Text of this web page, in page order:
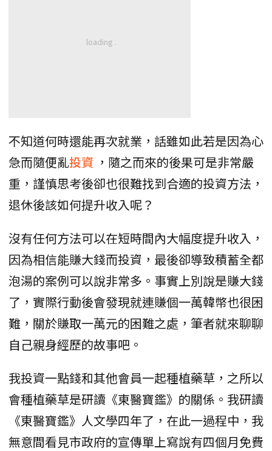
不知道何時還能再次就業，話雖如此若是因為心
急而隨便亂投資 ，隨之而來的後果可是非常嚴
重，謹慎思考後卻也很難找到合適的投資方法，
退休後該如何提升收入呢？
沒有任何方法可以在短時間內大幅度提升收入，
因為相信能賺大錢而投資，最後卻導致積蓄全都
泡湯的案例可以說非常多。事實上別說是賺大錢
了，實際行動後會發現就連賺個一萬韓幣也很困
難，關於賺取一萬元的困難之處，筆者就來聊聊
自己親身經歷的故事吧。
我投資一點錢和其他會員一起種植藥草，之所以
會種植藥草是研讀《東醫寶鑑》的關係。我研讀
《東醫寶鑑》人文學四年了，在此一過程中，我
無意間看見市政府的宣傳單上寫說有四個月免費